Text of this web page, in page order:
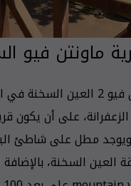
ماونتن فيو
على أن يكون
السخنة 1، ويوجد مطل على شاطئ
السخنة،